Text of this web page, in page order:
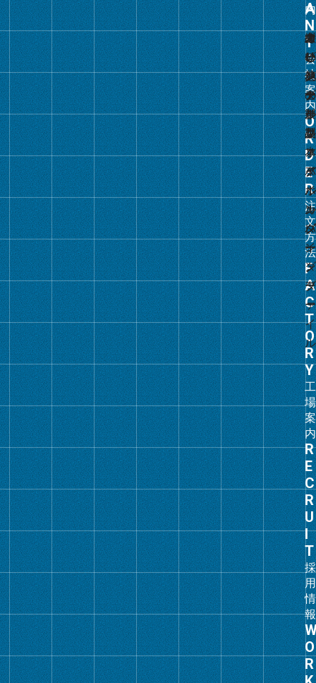
会
社
案
内
リ
ン
ク
注
文
方
法
グ
ル
ー
プ
リ
ン
ク
工
場
案
内
グ
ル
ー
プ
リ
ン
ク
採
用
情
報
グ
ル
ー
プ
リ
ン
ク
グ
ル
ー
内
オ
リ
ジ
ナ
ル
フ
ァ
イ
ル
・
バ
イ
ン
ダ
ー
白
い
フ
ァ
イ
ル
・
バ
イ
ン
ダ
ー
ス
ー
パ
ー
ク
リ
ス
タ
ル
カ
レ
ン
ダ
ー
カ
レ
ン
ダ
ー
製
本
オ
リ
ジ
ナ
ル
ク
リ
ア
ホ
ル
ダ
ー
・
フ
ァ
イ
ル
タ
ビ
メ
モ
リ
そ
の
他
の
製
品
綴
じ
具